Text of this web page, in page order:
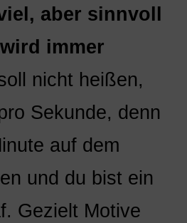
aber sinnvoll
immer
nicht heißen,
Sekunde, denn
auf dem
und du bist ein
Gezielt Motive